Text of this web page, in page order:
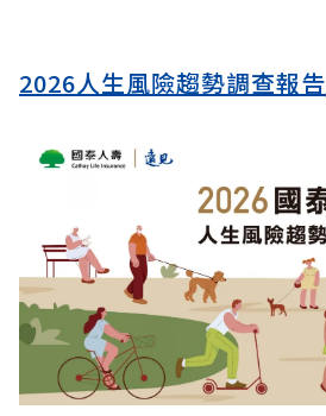
2026人生風險趨勢調查報告